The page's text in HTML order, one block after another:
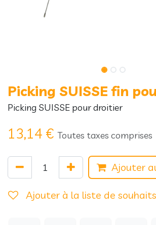
Picking SUISSE fin
Picking SUISSE pour droitier
13,14 € Toutes taxes comprises
Ajouter
Ajouter à la liste de souhaits